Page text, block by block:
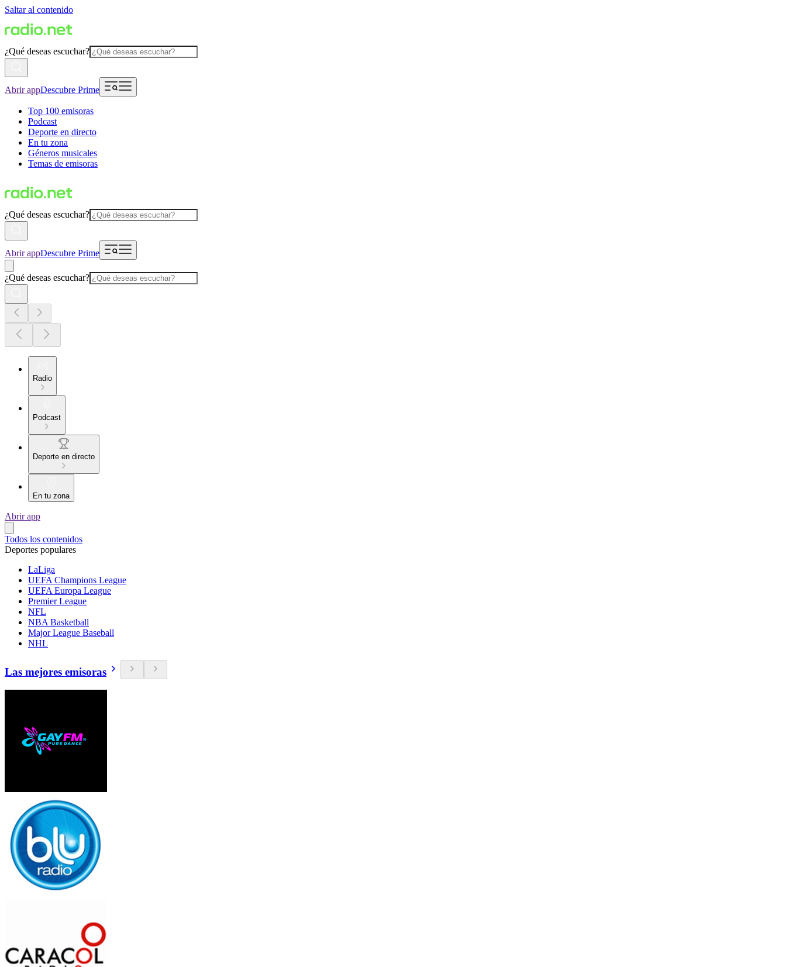
Saltar al contenido
¿Qué deseas escuchar?
Abrir appDescubre Prime
Top 100 emisoras
Podcast
Deporte en directo
En tu zona
Géneros musicales
Temas de emisoras
¿Qué deseas escuchar?
Abrir appDescubre Prime
¿Qué deseas escuchar?
Radio
Podcast
Deporte en directo
En tu zona
Abrir app
Todos los contenidos
Deportes populares
LaLiga
UEFA Champions League
UEFA Europa League
Premier League
NFL
NBA Basketball
Major League Baseball
NHL
Las mejores emisoras